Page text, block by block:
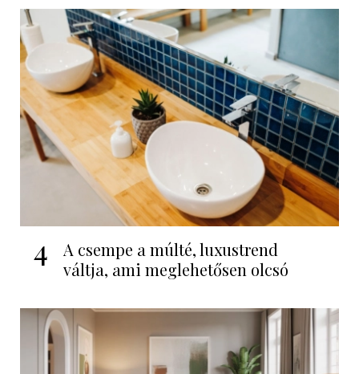
4
A csempe a múlté, luxustrend
váltja, ami meglehetősen olcsó